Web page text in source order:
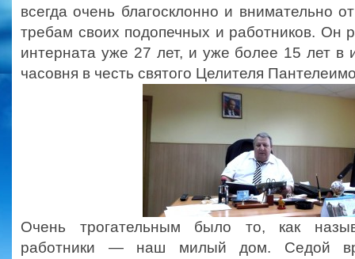
всегда очень благосклонно и внимательно
требам своих подопечных и работников. Он
интерната уже 27 лет, и уже более 15 лет в
часовня в честь святого Целителя
Очень трогательным было то, как
работники — наш милый дом. Седой